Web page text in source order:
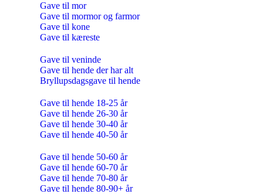
Gave til mor
Gave til mormor og farmor
Gave til kone
Gave til kæreste
Gave til veninde
Gave til hende der har alt
Bryllupsdagsgave til hende
Gave til hende 18-25 år
Gave til hende 26-30 år
Gave til hende 30-40 år
Gave til hende 40-50 år
Gave til hende 50-60 år
Gave til hende 60-70 år
Gave til hende 70-80 år
Gave til hende 80-90+ år